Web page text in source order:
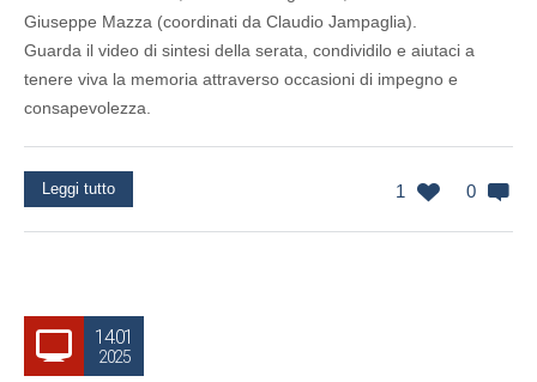
Giuseppe Mazza (coordinati da Claudio Jampaglia).
Guarda il video di sintesi della serata, condividilo e aiutaci a
tenere viva la memoria attraverso occasioni di impegno e
consapevolezza.
1 0
Leggi tutto
14.01
2025